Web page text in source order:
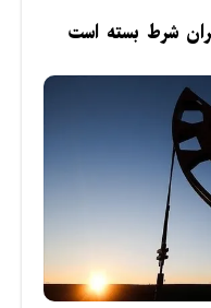
شرط بسته است